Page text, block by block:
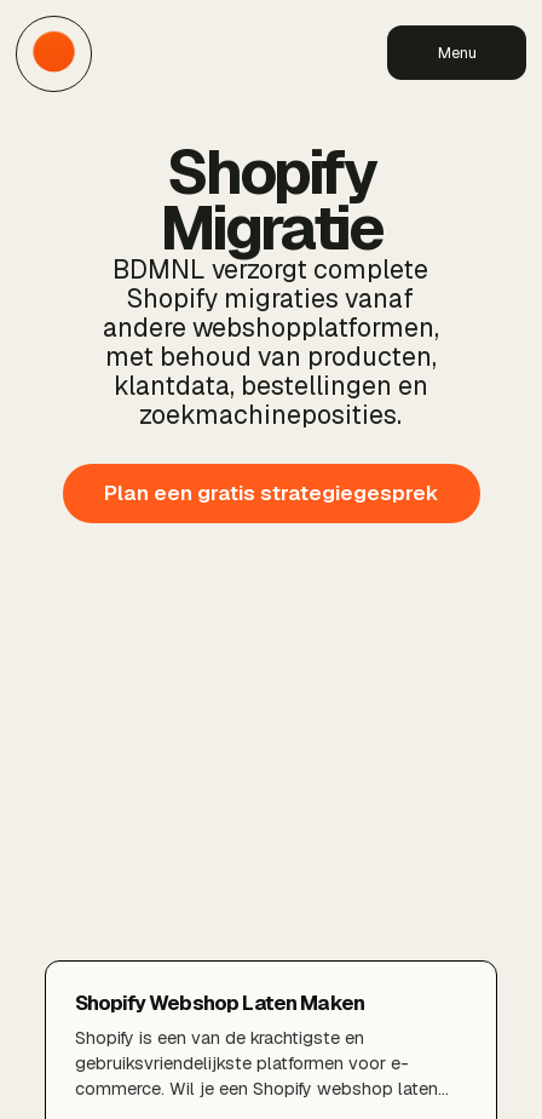
Menu
Shopify
Migratie
BDMNL verzorgt complete
Shopify migraties vanaf
andere webshopplatformen,
met behoud van producten,
klantdata, bestellingen en
zoekmachineposities.
Plan een gratis strategiegesprek
Shopify Webshop Laten Maken
Shopify is een van de krachtigste en
gebruiksvriendelijkste platformen voor e-
commerce. Wil je een Shopify webshop laten